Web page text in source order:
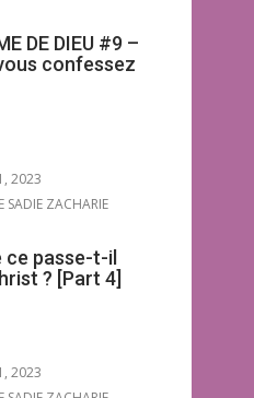
DE DIEU #9 –
confessez
2023
SADIE ZACHARIE
ce passe-t-il
? [Part 4]
2023